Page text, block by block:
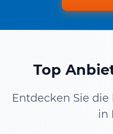
Top
Entdecken Sie
in